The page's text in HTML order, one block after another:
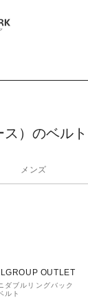
）のベルト
メンズ
OUTLET
ダブルリングバック
ルト